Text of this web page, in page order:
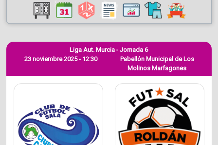
23 noviembre 2025 - 12:30
Liga Aut. Murcia - Jornada 6
Pabellón Municipal de Los
Molinos Marfagones